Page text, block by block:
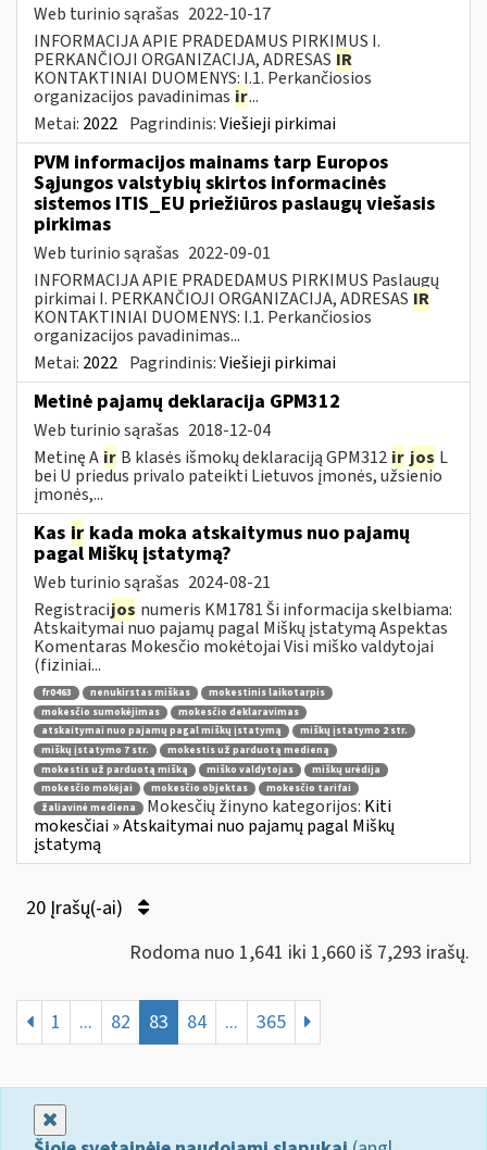
Web turinio sąrašas 2022-10-17
INFORMACIJA APIE PRADEDAMUS PIRKIMUS I.
PERKANČIOJI ORGANIZACIJA, ADRESAS IR
KONTAKTINIAI DUOMENYS: I.1. Perkančiosios
organizacijos pavadinimas ir...
Metai: 2022 Pagrindinis:Viešieji pirkimai
PVM informacijos mainams tarp Europos
Sąjungos valstybių skirtos informacinės
sistemos ITIS_EU priežiūros paslaugų viešasis
pirkimas
Web turinio sąrašas 2022-09-01
INFORMACIJA APIE PRADEDAMUS PIRKIMUS Paslaugų
pirkimai I. PERKANČIOJI ORGANIZACIJA, ADRESAS IR
KONTAKTINIAI DUOMENYS: I.1. Perkančiosios
organizacijos pavadinimas...
Metai: 2022 Pagrindinis:Viešieji pirkimai
Metinė pajamų deklaracija GPM312
Web turinio sąrašas 2018-12-04
Metinę A ir B klasės išmokų deklaraciją GPM312 ir jos L
bei U priedus privalo pateikti Lietuvos įmonės, užsienio
įmonės,...
Kas ir kada moka atskaitymus nuo pajamų
pagal Miškų įstatymą?
Web turinio sąrašas 2024-08-21
Registracijos numeris KM1781 Ši informacija skelbiama:
Atskaitymai nuo pajamų pagal Miškų įstatymą Aspektas
Komentaras Mokesčio mokėtojai Visi miško valdytojai
(fiziniai...
fr0463 nenukirstas miškas
mokestinis laikotarpis
mokesčio sumokėjimas
mokesčio deklaravimas
atskaitymai nuo pajamų pagal miškų įstatymą
miškų įstatymo 2 str.
miškų įstatymo 7 str.
mokestis už parduotą medieną
mokestis už parduotą mišką
miško valdytojas
miškų urėdija
mokesčio mokėjai
mokesčio objektas
mokesčio tarifai
žaliavinė mediena
Mokesčių žinyno kategorijos: Kiti
mokesčiai » Atskaitymai nuo pajamų pagal Miškų
įstatymą
20 Įrašų(-ai)
Rodoma nuo 1,641 iki 1,660 iš 7,293 irašų.
1 ... 82 83 84 ... 365